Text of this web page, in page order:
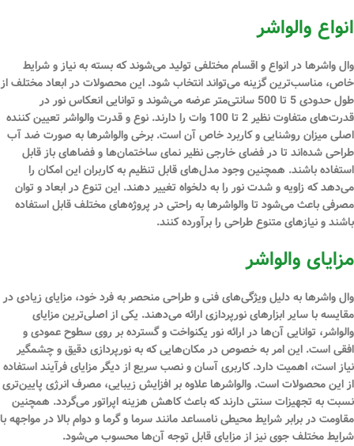
انواع والواشر
وال واشرها در انواع و اقسام مختلفی تولید می‌شوند که بسته به نیاز و شرایط
خاص، مناسب‌ترین گزینه می‌تواند انتخاب شود. این محصولات در ابعاد مختلف از
طول حدودی 5 تا 500 سانتی‌متر عرضه می‌شوند و توانایی انعکاس نور در
قدرت‌های متفاوت نظیر 2 تا 100
واترا دارند. نوع و قدرت والواشر تعیین کننده
اصلی میزان روشنایی و کاربرد خاص آن است. برخی والواشرها به صورت ضد آب
طراحی شده‌اند تا در فضای خارجی نظیر نمای ساختمان‌ها و فضاهای باز قابل
استفاده باشند. همچنین وجود مدل‌های قابل تنظیم به کاربران این امکان را
می‌دهد که زاویه و شدت نور را به دلخواه تغییر دهند. این تنوع در ابعاد و توان
مصرفی باعث می‌شود تا والواشرها به راحتی در پروژه‌های مختلف قابل استفاده
باشند و نیازهای متنوع طراحی را برآورده کنند.
مزایای والواشر
وال واشرها به دلیل ویژگی‌های فنی و طراحی منحصر به فرد خود، مزایای زیادی در
مقایسه با سایر ابزارهای نورپردازی ارائه می‌دهند. یکی از اصلی‌ترین مزایای
والواشر، توانایی آن‌ها در ارائه نور یکنواخت و گسترده بر روی سطوح عمودی و
افقی است. این امر به خصوص در مکان‌هایی که به نورپردازی دقیق و چشمگیر
نیاز است، اهمیت دارد. کاربری آسان و نصب سریع از دیگر مزایای فرآیند استفاده
از این محصولات است. والواشرها علاوه بر افزایش زیبایی، مصرف انرژی پایین‌تری
نسبت به تجهیزات سنتی دارند که باعث کاهش هزینه اپراتور می‌گردد. همچنین
مقاومتدر برابر شرایط محیطی نامساعد مانند سرما و گرما و دوام بالا در مواجهه با
شرایط مختلف جوی نیز از مزایای قابل توجه آن‌ها محسوب می‌شود.